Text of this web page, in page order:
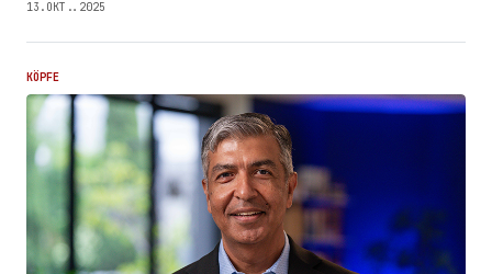
13.OKT..2025
KÖPFE